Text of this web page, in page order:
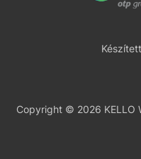
Copyright © 2026 KELLO